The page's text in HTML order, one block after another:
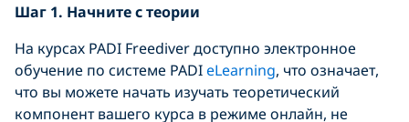
Шаг 1. Начните с теории
На курсах PADI Freediver доступно электронное
обучение по системе PADIeLearning, что означает,
что вы можете начать изучать теоретический
компонент вашего курса в режиме онлайн, не